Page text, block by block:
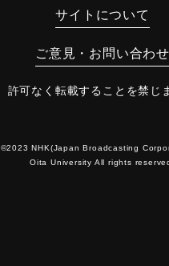
サイトについて
ご意見・お問い合わせ
許可なく転載することを禁じ
©2023 NHK(Japan Broadcasting
Oita University All rights